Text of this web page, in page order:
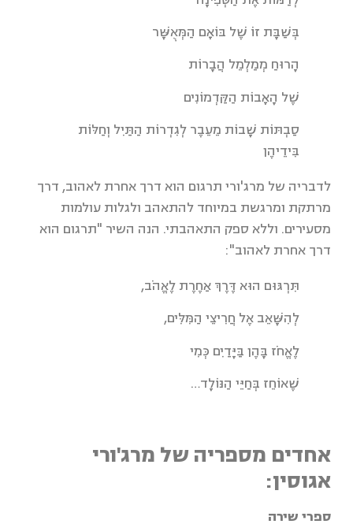
בְּשַׁבָּת זוֹ שֶׁל בּוֹאָם הַמְּאֻשָּׁר
הָרוּחַ מְמַלְמֵל הֲבָרוֹת
שֶׁל הָאָבוֹת הַקַּדְמוֹנִים
סַבְתּוֹת שָׁבוֹת מֵעֵבֶר לְגִדְרוֹת הַתַּיִל וְחַלּוֹת
בִּידֵיהֶן
לדבריה של מרג'ורי תרגום הוא דרך אחרת לאהוב, דרך
מרתקת ומרגשת במיוחד להתאהב ולגלות עולמות
מסעירים. וללא ספק התאהבתי. הנה השיר "תרגום הוא
דרך אחרת לאהוב":
תִּרְגּוּם הוּא דֶּרֶךְ אַחֶרֶת לֶאֱהֹב,
לְהִשָּׁאֵב אֶל חֲרִיצֵי הַמִּלִּים,
לֶאֱחֹז בָּהֶן בַּיָּדַיִם כְּמִי
שֶׁאוֹחֵז בְּחַיֵּי הַנּוֹלָד…
אחדים מספריה של מרג'ורי
אגוסין:
ספרי שירה